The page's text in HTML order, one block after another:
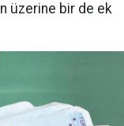
üzerine bir de ek